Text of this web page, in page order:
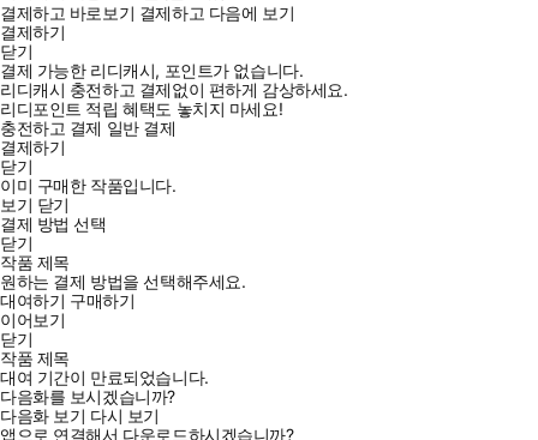
결제하고 바로보기 결제하고 다음에 보기
결제하기
닫기
결제 가능한 리디캐시, 포인트가 없습니다.
리디캐시 충전하고 결제없이 편하게 감상하세요.
리디포인트 적립 혜택도 놓치지 마세요!
충전하고 결제 일반 결제
결제하기
닫기
이미 구매한 작품입니다.
보기 닫기
결제 방법 선택
닫기
작품 제목
원하는 결제 방법을 선택해주세요.
대여하기 구매하기
이어보기
닫기
작품 제목
대여 기간이 만료되었습니다.
다음화를 보시겠습니까?
다음화 보기 다시 보기
앱으로 연결해서 다운로드하시겠습니까?